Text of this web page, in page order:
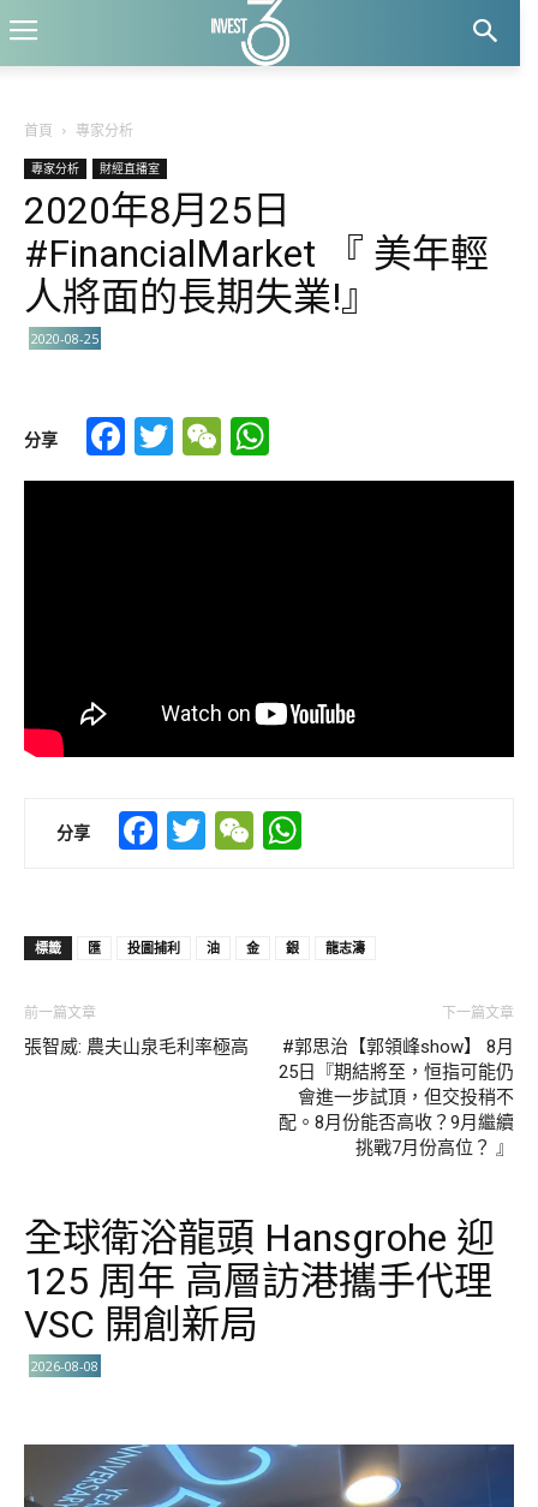
首頁 專家分析
專家分析 財經直播室
2020年8月25日
#FinancialMarket 『 美年輕
人將面的長期失業!』
2020-08-25
分享 Facebook
TwitterWeChat
分享 Facebook
TwitterWeChat
標籤 匯 投圖捕利 油 金 銀 龍志濤
前一篇文章
張智威: 農夫山泉毛利率極高
下一篇文章
#郭思治【郭領峰show】 8月
25日『期結將至，恒指可能仍
會進一步試頂，但交投稍不
配。8月份能否高收？9月繼續
挑戰7月份高位？ 』
全球衛浴龍頭 Hansgrohe 迎
125 周年 高層訪港攜手代理
VSC 開創新局
2026-08-08